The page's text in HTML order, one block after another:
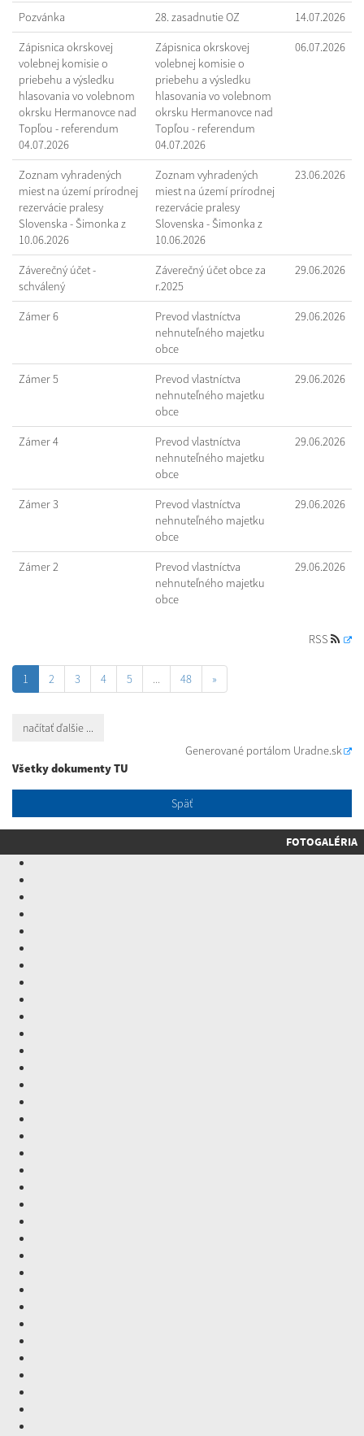
Pozvánka 28. zasadnutie OZ 14.07.2026
Zápisnica okrskovej
volebnej komisie o
priebehu a výsledku
hlasovania vo volebnom
okrsku Hermanovce nad
Topľou - referendum
04.07.2026
Zápisnica okrskovej
volebnej komisie o
priebehu a výsledku
hlasovania vo volebnom
okrsku Hermanovce nad
Topľou - referendum
04.07.2026
06.07.2026
Zoznam vyhradených
miest na území prírodnej
rezervácie pralesy
Slovenska - Šimonka z
10.06.2026
Zoznam vyhradených
miest na území prírodnej
rezervácie pralesy
Slovenska - Šimonka z
10.06.2026
23.06.2026
Záverečný účet -
schválený
Záverečný účet obce za
r.2025
29.06.2026
Zámer 6
Prevod vlastníctva
nehnuteľného majetku
obce
29.06.2026
Zámer 5
Prevod vlastníctva
nehnuteľného majetku
obce
29.06.2026
Zámer 4
Prevod vlastníctva
nehnuteľného majetku
obce
29.06.2026
Zámer 3
Prevod vlastníctva
nehnuteľného majetku
obce
29.06.2026
Zámer 2
Prevod vlastníctva
nehnuteľného majetku
obce
29.06.2026
RSS
1 2 3 4 5 ... 48 »
načítať ďalšie ...
Generované portálom Uradne.sk
Všetky dokumenty TU
Späť
FOTOGALÉRIA